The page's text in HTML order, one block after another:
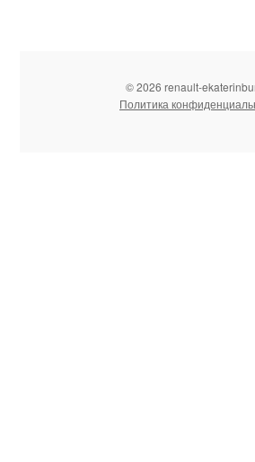
© 2026 renault-
Политика